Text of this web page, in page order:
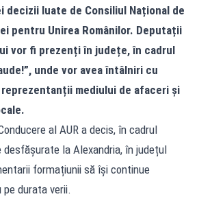
decizii luate de Consiliul Național de
pentru Unirea Românilor. Deputații
vor fi prezenți în județe, în cadrul
unde vor avea întâlniri cu
mediului de afaceri și
al AUR a decis, în cadrul
desfășurate la Alexandria, în județul
formațiunii să își continue
durata verii.